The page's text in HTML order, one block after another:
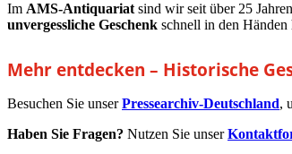
Im AMS-Antiquariat sind wir seit über 25
unvergessliche Geschenk schnell in den Händen
Mehr entdecken – Historische
Besuchen Sie unserPressearchiv-Deutschland,
Haben Sie Fragen? Nutzen Sie unser